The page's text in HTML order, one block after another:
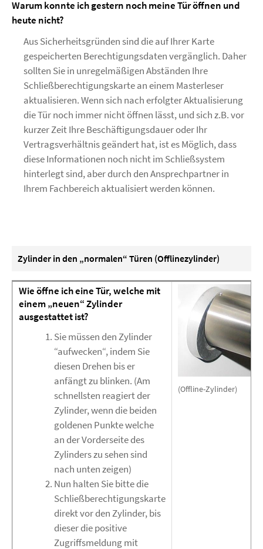
Warum konnte ich gestern noch meine Tür öffnen und
heute nicht?
Aus Sicherheitsgründen sind die auf Ihrer Karte
gespeicherten Berechtigungsdaten vergänglich. Daher
sollten Sie in unregelmäßigen Abständen Ihre
Schließberechtigungskarte an einem Masterleser
aktualisieren. Wenn sich nach erfolgter Aktualisierung
die Tür noch immer nicht öffnen lässt, und sich z.B. vor
kurzer Zeit Ihre Beschäftigungsdauer oder Ihr
Vertragsverhältnis geändert hat, ist es Möglich, dass
diese Informationen noch nicht im Schließsystem
hinterlegt sind, aber durch den Ansprechpartner in
Ihrem Fachbereich aktualisiert werden können.
Zylinder in den „normalen“ Türen (Offlinezylinder)
Wie öffne ich eine Tür, welche mit
einem „neuen“ Zylinder
ausgestattet ist?
Sie müssen den Zylinder
“aufwecken“, indem Sie
diesen Drehen bis er
anfängt zu blinken. (Am
schnellsten reagiert der
Zylinder, wenn die beiden
goldenen Punkte welche
an der Vorderseite des
Zylinders zu sehen sind
nach unten zeigen)
Nun halten Sie bitte die
Schließberechtigungskarte
direkt vor den Zylinder, bis
dieser die positive
Zugriffsmeldung mit
(Offline-Zylinder)